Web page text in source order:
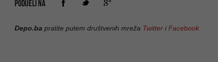
PODIJELI NA
Depo.ba pratite putem društvenih mreža Twitter iFacebook